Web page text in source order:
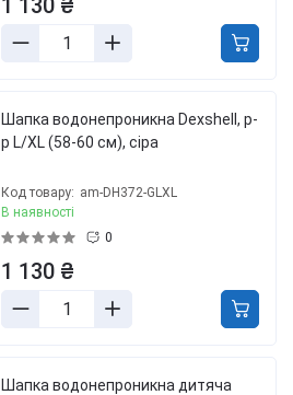
Шапка водонепроникна Dexshell, р-
р L/XL (58-60 см), сіра
Код товару: am-DH372-GLXL
В наявності
0
1 130 ₴
Шапка водонепроникна дитяча